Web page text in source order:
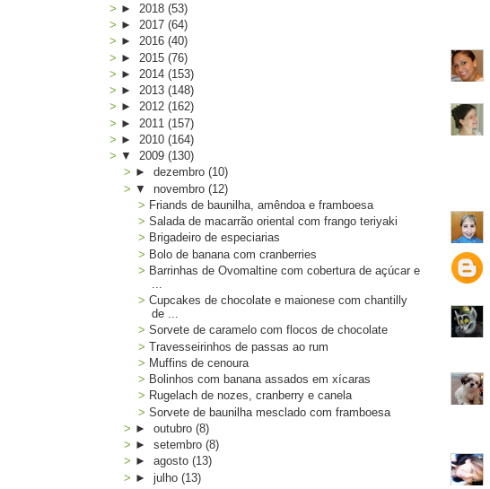
► 2018 (53)
► 2017 (64)
► 2016 (40)
► 2015 (76)
► 2014 (153)
► 2013 (148)
► 2012 (162)
► 2011 (157)
► 2010 (164)
▼ 2009 (130)
► dezembro (10)
▼ novembro (12)
Friands de baunilha, amêndoa e framboesa
Salada de macarrão oriental com frango teriyaki
Brigadeiro de especiarias
Bolo de banana com cranberries
Barrinhas de Ovomaltine com cobertura de açúcar e
Cupcakes de chocolate e maionese com chantilly
de ...
Sorvete de caramelo com flocos de chocolate
Travesseirinhos de passas ao rum
Muffins de cenoura
Bolinhos com banana assados em xícaras
Rugelach de nozes, cranberry e canela
Sorvete de baunilha mesclado com framboesa
► outubro (8)
► setembro (8)
► agosto (13)
► julho (13)